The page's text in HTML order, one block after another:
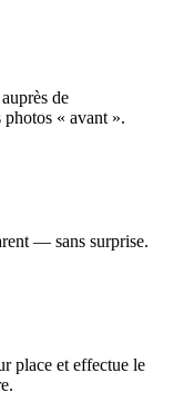
de
« avant ».
— sans surprise.
place et effectue le